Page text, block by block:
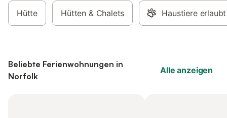
Hütte Hütten & Chalets Haustiere erlaubt
Beliebte Ferienwohnungen in
Norfolk
Alle anzeigen